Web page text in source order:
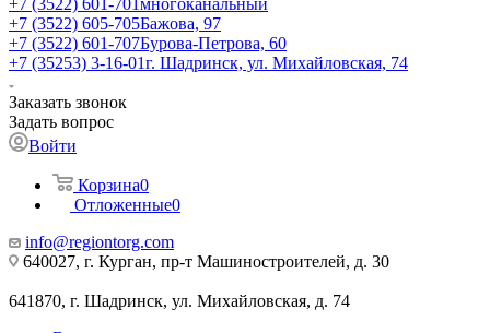
+7 (3522) 601-701многоканальный
+7 (3522) 605-705Бажова, 97
+7 (3522) 601-707Бурова-Петрова, 60
+7 (35253) 3-16-01г. Шадринск, ул. Михайловская, 74
Заказать звонок
Задать вопрос
Войти
Корзина0
Отложенные0
info@regiontorg.com
640027, г. Курган, пр-т Машиностроителей, д. 30
641870, г. Шадринск, ул. Михайловская, д. 74